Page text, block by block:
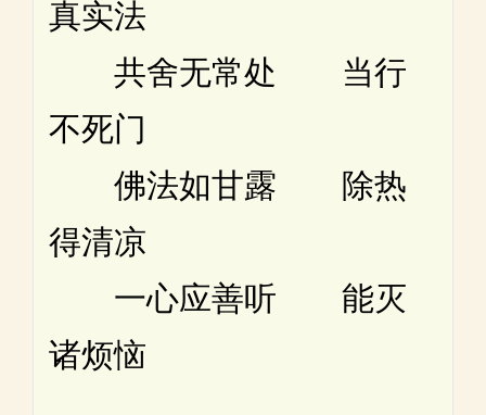
真实法
共舍无常处 当行
不死门
佛法如甘露 除热
得清凉
一心应善听 能灭
诸烦恼